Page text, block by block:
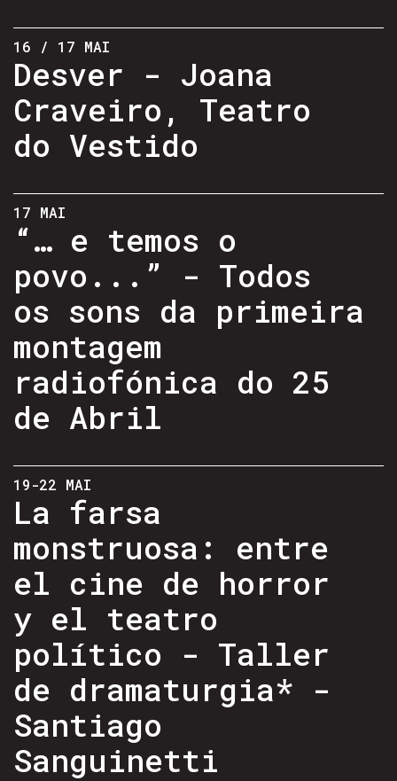
16 / 17 MAI
Desver - Joana
Craveiro, Teatro
do Vestido
17 MAI
“… e temos o
povo...” - Todos
os sons da primeira
montagem
radiofónica do 25
de Abril
19-22 MAI
La farsa
monstruosa: entre
el cine de horror
y el teatro
político - Taller
de dramaturgia* -
Santiago
Sanguinetti